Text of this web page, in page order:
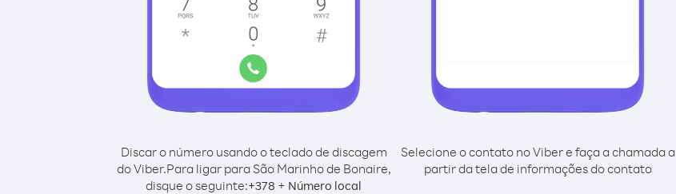
Discar o número usando o teclado de discagem
do Viber.Para ligar para São Marinho de Bonaire,
disque o seguinte:+378 + Número local
Selecione o contato no Viber e faça a chamada a
partir da tela de informações do contato